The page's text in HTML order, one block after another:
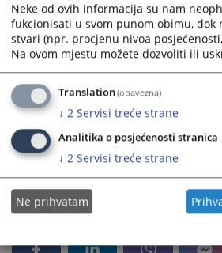
Snježana Petković.
Podršku u radu ovoj stalnoj komisiji
unaprjeđenje efikasnosti i kvaliteta
za pravosudnu analitiku i izvještavanje.
Prikazana vijest je na: Bosanski jezik
Vijest dostupna još na: Hrvatski jezik
777
Neke od ovih informacija su nam
fukcionisati u svom punom obimu,
stvari (npr. procjenu nivoa
Na ovom mjestu možete dozvoliti ili
Translation(obavezna)
↓ 2 Servisi treće strane
Analitika o posjećenosti stranica
↓ 2 Servisi treće strane
Ne prihvatam